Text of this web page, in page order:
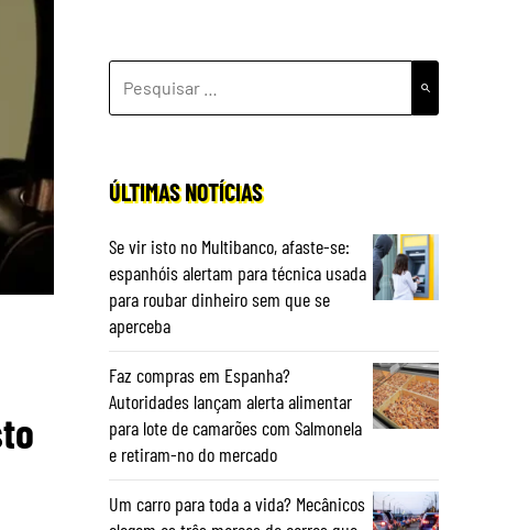
POR:
ÚLTIMAS NOTÍCIAS
Se vir isto no Multibanco, afaste-se:
espanhóis alertam para técnica usada
para roubar dinheiro sem que se
aperceba
Faz compras em Espanha?
Autoridades lançam alerta alimentar
para lote de camarões com Salmonela
e retiram-no do mercado
Um carro para toda a vida? Mecânicos